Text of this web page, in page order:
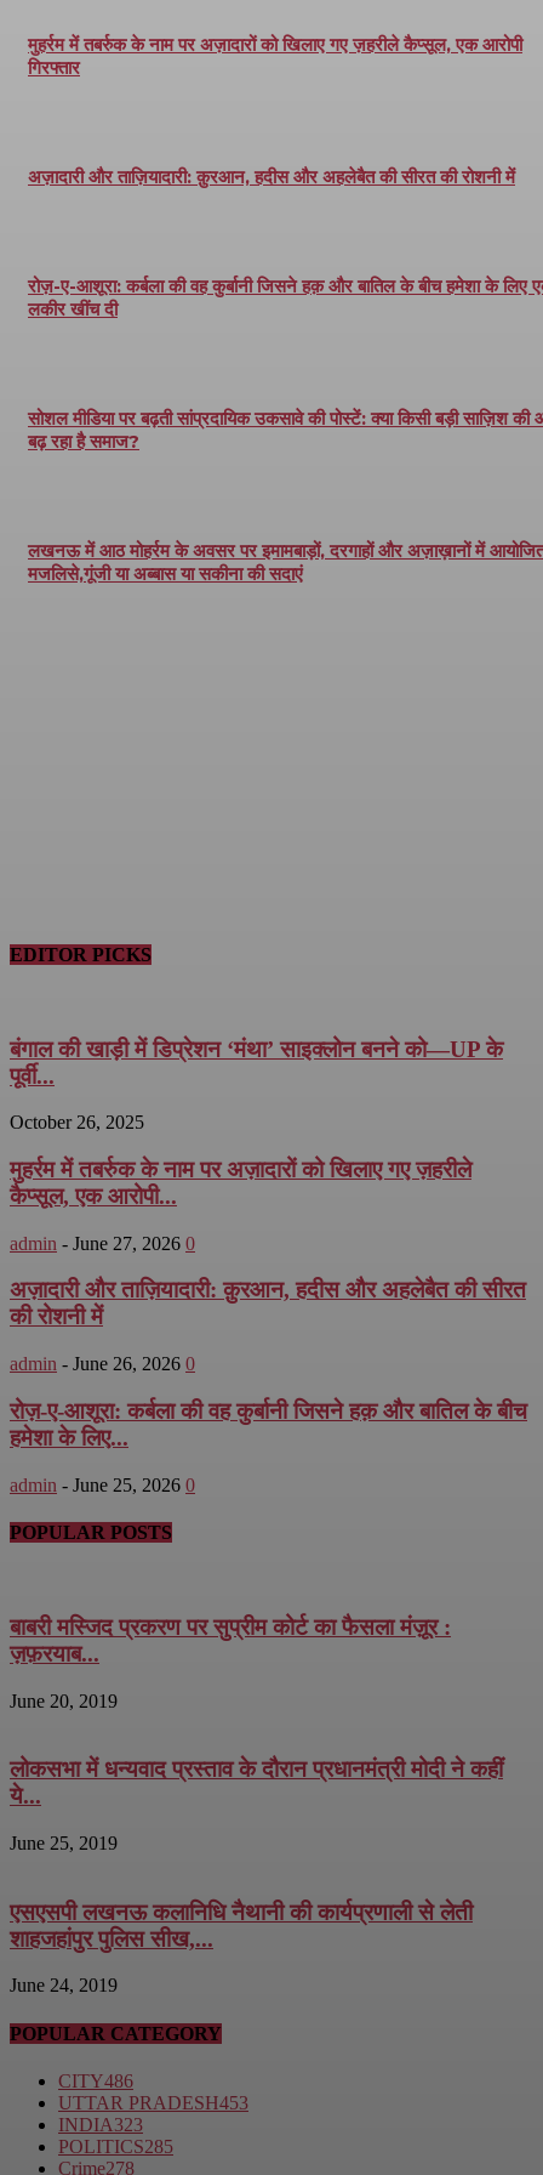
मुहर्रम में तबर्रुक के नाम पर अज़ादारों को खिलाए गए ज़हरीले कैप्सूल, एक आरोपी
गिरफ्तार
अज़ादारी और ताज़ियादारी: क़ुरआन, हदीस और अहलेबैत की सीरत की रोशनी में
रोज़-ए-आशूरा: कर्बला की वह कुर्बानी जिसने हक़ और बातिल के बीच हमेशा के लिए
लकीर खींच दी
सोशल मीडिया पर बढ़ती सांप्रदायिक उकसावे की पोस्टें: क्या किसी बड़ी साज़िश की
बढ़ रहा है समाज?
लखनऊ में आठ मोहर्रम के अवसर पर इमामबाड़ों, दरगाहों और अज़ाख़ानों में
मजलिसे,गूंजी या अब्बास या सकीना की सदाएं
EDITOR PICKS
बंगाल की खाड़ी में डिप्रेशन ‘मंथा’ साइक्लोन बनने को—UP के
पूर्वी...
October 26, 2025
मुहर्रम में तबर्रुक के नाम पर अज़ादारों को खिलाए गए ज़हरीले
कैप्सूल, एक आरोपी...
admin - June 27, 2026 0
अज़ादारी और ताज़ियादारी: क़ुरआन, हदीस और अहलेबैत की सीरत
की रोशनी में
admin - June 26, 2026 0
रोज़-ए-आशूरा: कर्बला की वह कुर्बानी जिसने हक़ और बातिल के बीच
हमेशा के लिए...
admin - June 25, 2026 0
POPULAR POSTS
बाबरी मस्जिद प्रकरण पर सुप्रीम कोर्ट का फैसला मंज़ूर :
ज़फ़रयाब...
June 20, 2019
लोकसभा में धन्यवाद प्रस्ताव के दौरान प्रधानमंत्री मोदी ने कहीं
ये...
June 25, 2019
एसएसपी लखनऊ कलानिधि नैथानी की कार्यप्रणाली से लेती
शाहजहांपुर पुलिस सीख,...
June 24, 2019
POPULAR CATEGORY
CITY486
UTTAR PRADESH453
INDIA323
POLITICS285
Crime278